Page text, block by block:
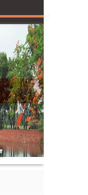
ও SMS